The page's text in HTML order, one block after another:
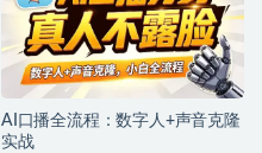
AI口播全流程：数字人+声音克隆
实战